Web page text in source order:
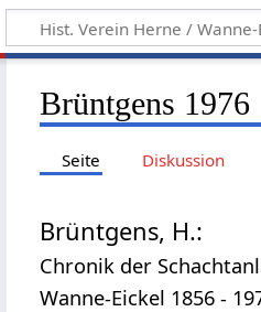
Brüntgens 1976
Seite Diskussion
Brüntgens, H.:
Chronik der
Wanne-Eickel 1856 -